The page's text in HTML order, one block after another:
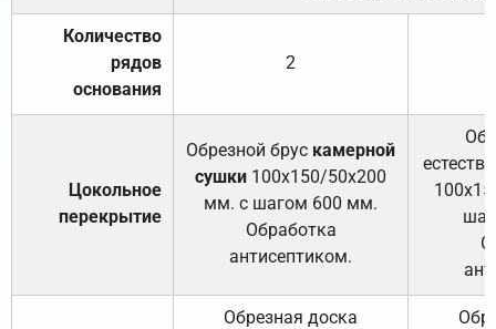
Количество
рядов
основания
2
Цокольное
перекрытие
Обрезной брус камерной
сушки 100х150/50х200
мм. с шагом 600 мм.
Обработка
антисептиком.
Обрезная доска